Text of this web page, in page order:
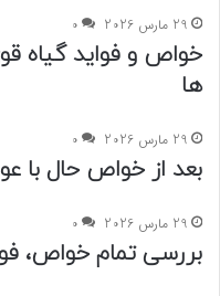
29 مارس 2026 0
خواص و فواید گیاه
ها
29 مارس 2026 0
بعد از خواص حال با
29 مارس 2026 0
بررسی تمام خواص،